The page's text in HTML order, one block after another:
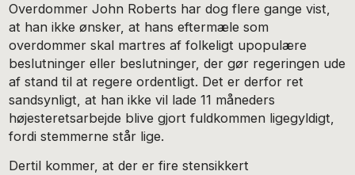
Overdommer John Roberts har dog flere gange vist,
at han ikke ønsker, at hans eftermæle som
overdommer skal martres af folkeligt upopulære
beslutninger eller beslutninger, der gør regeringen ude
af stand til at regere ordentligt. Det er derfor ret
sandsynligt, at han ikke vil lade 11 måneders
højesteretsarbejde blive gjort fuldkommen ligegyldigt,
fordi stemmerne står lige.
Dertil kommer, at der er fire stensikkert